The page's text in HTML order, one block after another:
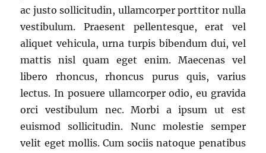
ac justo sollicitudin, ullamcorper porttitor nulla
vestibulum. Praesent pellentesque, erat vel
aliquet vehicula, urna turpis bibendum dui, vel
mattis nisl quam eget enim. Maecenas vel
libero rhoncus, rhoncus purus quis, varius
lectus. In posuere ullamcorper odio, eu gravida
orci vestibulum nec. Morbi a ipsum ut est
euismod sollicitudin. Nunc molestie semper
velit eget mollis. Cum sociis natoque penatibus